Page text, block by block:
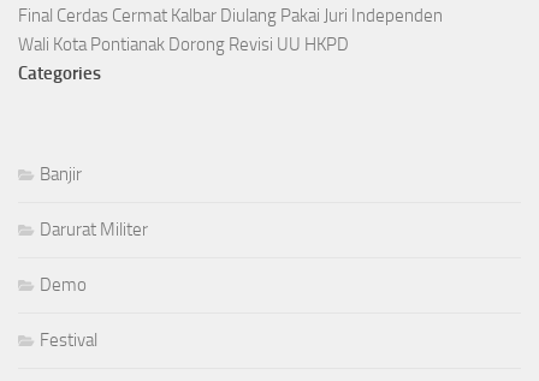
Final Cerdas Cermat Kalbar Diulang Pakai Juri Independen
Wali Kota Pontianak Dorong Revisi UU HKPD
Categories
Banjir
Darurat Militer
Demo
Festival